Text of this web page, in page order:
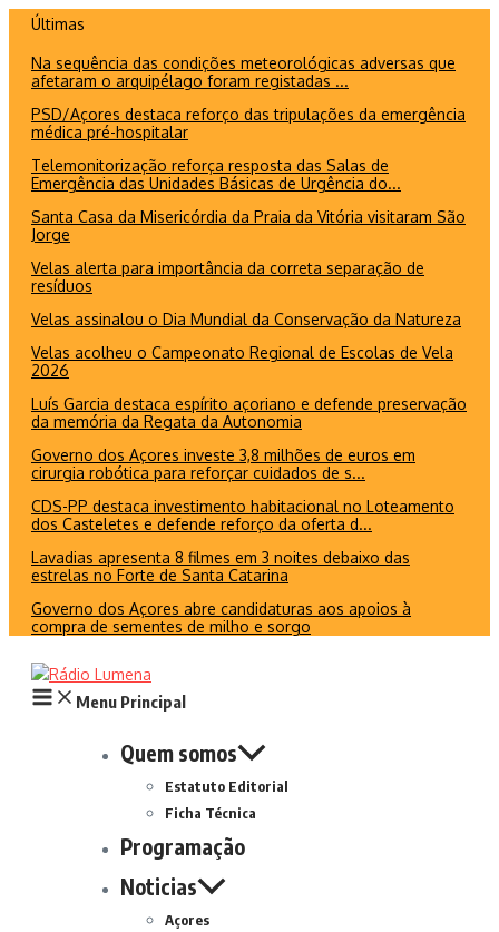
conteúdo
Últimas
Na sequência das condições meteorológicas adversas que
afetaram o arquipélago foram registadas ...
PSD/Açores destaca reforço das tripulações da emergência
médica pré-hospitalar
Telemonitorização reforça resposta das Salas de
Emergência das Unidades Básicas de Urgência do...
Santa Casa da Misericórdia da Praia da Vitória visitaram São
Jorge
Velas alerta para importância da correta separação de
resíduos
Velas assinalou o Dia Mundial da Conservação da Natureza
Velas acolheu o Campeonato Regional de Escolas de Vela
2026
Luís Garcia destaca espírito açoriano e defende preservação
da memória da Regata da Autonomia
Governo dos Açores investe 3,8 milhões de euros em
cirurgia robótica para reforçar cuidados de s...
CDS-PP destaca investimento habitacional no Loteamento
dos Casteletes e defende reforço da oferta d...
Lavadias apresenta 8 filmes em 3 noites debaixo das
estrelas no Forte de Santa Catarina
Governo dos Açores abre candidaturas aos apoios à
compra de sementes de milho e sorgo
Menu Principal
Quem somos
Estatuto Editorial
Ficha Técnica
Programação
Noticias
Açores